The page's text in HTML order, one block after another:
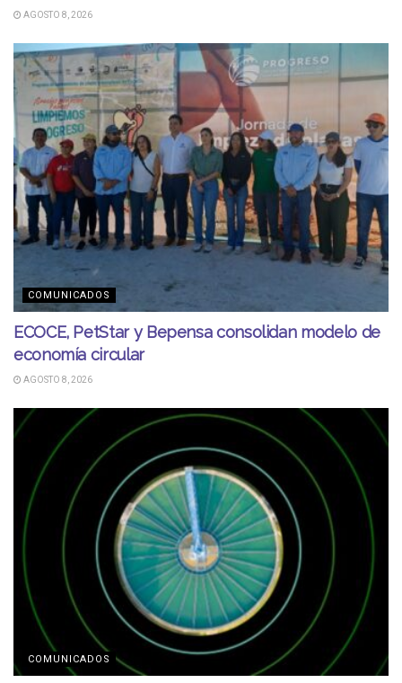
AGOSTO 8, 2026
COMUNICADOS
ECOCE, PetStar y Bepensa consolidan modelo de
economía circular
AGOSTO 8, 2026
COMUNICADOS